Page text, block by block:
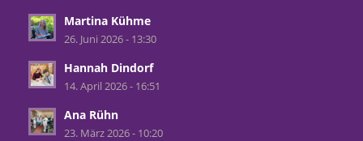
Martina Kühme
26. Juni 2026 - 13:30
Hannah Dindorf
14. April 2026 - 16:51
Ana Rühn
23. März 2026 - 10:20